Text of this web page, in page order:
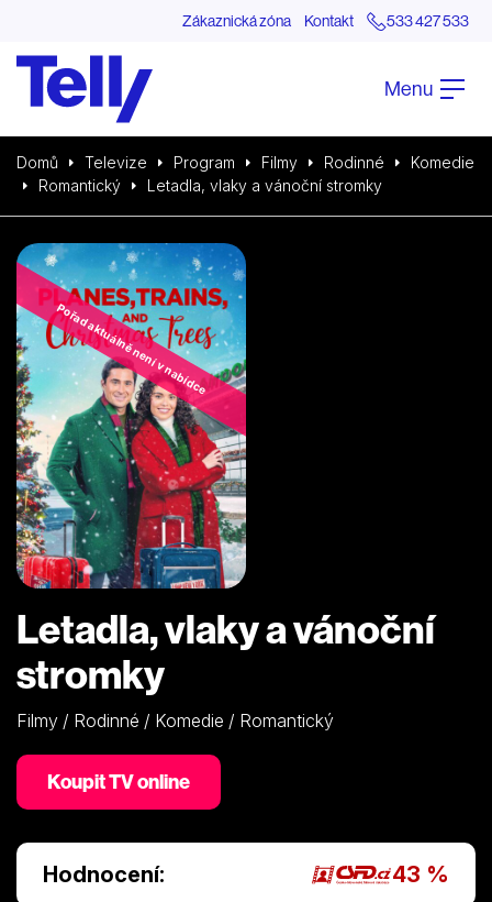
Zákaznická zóna Kontakt 533 427 533
Menu
Domů Televize Program Filmy Rodinné
Komedie
Romantický
Letadla, vlaky a vánoční stromky
Pořad aktuálně není v nabídce
Letadla, vlaky a vánoční
stromky
Filmy / Rodinné / Komedie / Romantický
Koupit TV online
Hodnocení: 43 %